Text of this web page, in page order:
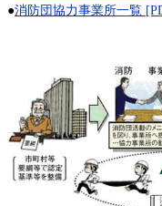
●消防団協力事業所一覧